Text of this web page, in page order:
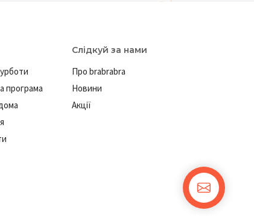
програма
Слідкуй за нами
Про brabrabra
Новини
Акції